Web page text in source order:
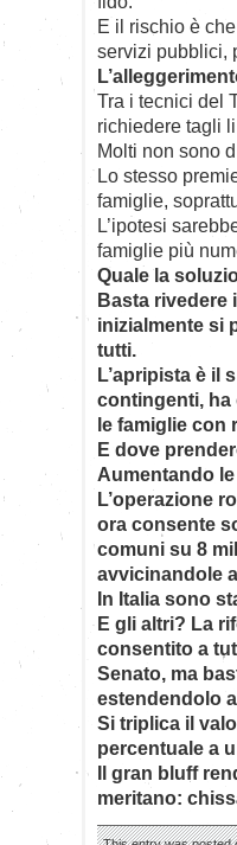
E il rischio è
servizi pubblici,
Tra i tecnici del
richiedere tagli
Molti non sono
Lo stesso
famiglie,
L’ipotesi
famiglie più
Quale la
Basta rivedere
inizialmente si
tutti.
L’apripista è il
contingenti, ha
le famiglie con
E dove
Aumentando
L’operazione
ora consente
comuni su 8
avvicinandole
In Italia sono
E gli altri? La
consentito a
Senato, ma
estendendolo
Si triplica il
percentuale a
Il gran bluff
meritano: